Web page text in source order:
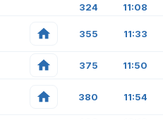
324 11:08
355 11:33
375 11:50
380 11:54